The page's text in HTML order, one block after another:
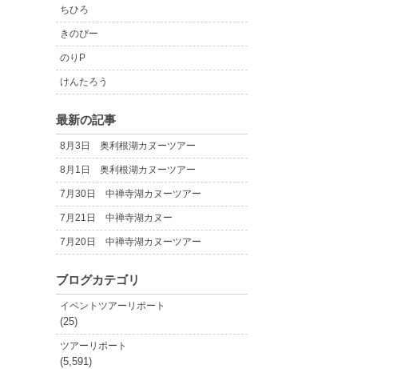
ちひろ
きのぴー
のりP
けんたろう
最新の記事
8月3日 奥利根湖カヌーツアー
8月1日 奥利根湖カヌーツアー
7月30日 中禅寺湖カヌーツアー
7月21日 中禅寺湖カヌー
7月20日 中禅寺湖カヌーツアー
ブログカテゴリ
イベントツアーリポート
(25)
ツアーリポート
(5,591)